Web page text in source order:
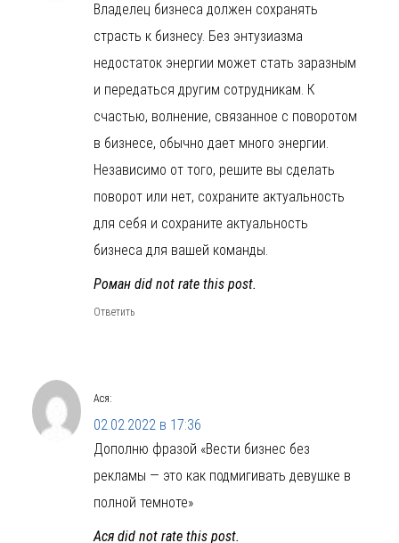
Владелец бизнеса должен сохранять
страсть к бизнесу. Без энтузиазма
недостаток энергии может стать заразным
и передаться другим сотрудникам. К
счастью, волнение, связанное с поворотом
в бизнесе, обычно дает много энергии.
Независимо от того, решите вы сделать
поворот или нет, сохраните актуальность
для себя и сохраните актуальность
бизнеса для вашей команды.
Роман did not rate this post.
Ответить
Ася:
02.02.2022 в 17:36
Дополню фразой «Вести бизнес без
рекламы — это как подмигивать девушке в
полной темноте»
Ася did not rate this post.